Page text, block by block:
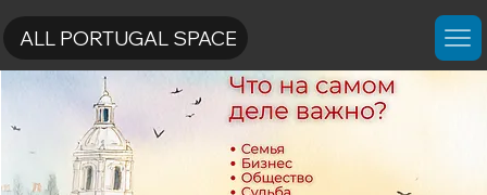
ALL PORTUGAL SPACE